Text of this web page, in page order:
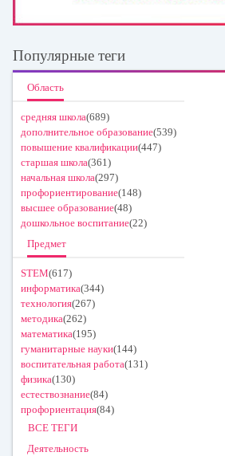
Популярные теги
Область
средняя школа(689)
дополнительное образование(539)
повышение квалификации(447)
старшая школа(361)
начальная школа(297)
профориентирование(148)
высшее образование(48)
дошкольное воспитание(22)
Предмет
STEM(617)
информатика(344)
технология(267)
методика(262)
математика(195)
гуманитарные науки(144)
воспитательная работа(131)
физика(130)
естествознание(84)
профориентация(84)
ВСЕ ТЕГИ
Деятельность